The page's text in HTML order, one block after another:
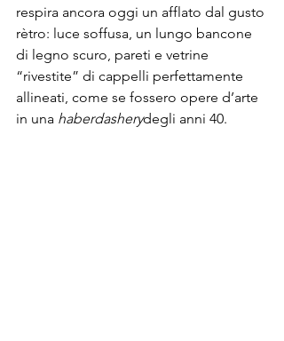
respira ancora oggi un afflato dal gusto
rètro: luce soffusa, un lungo bancone
di legno scuro, pareti e vetrine
“rivestite” di cappelli perfettamente
allineati, come se fossero opere d’arte
in una haberdasherydegli anni 40.